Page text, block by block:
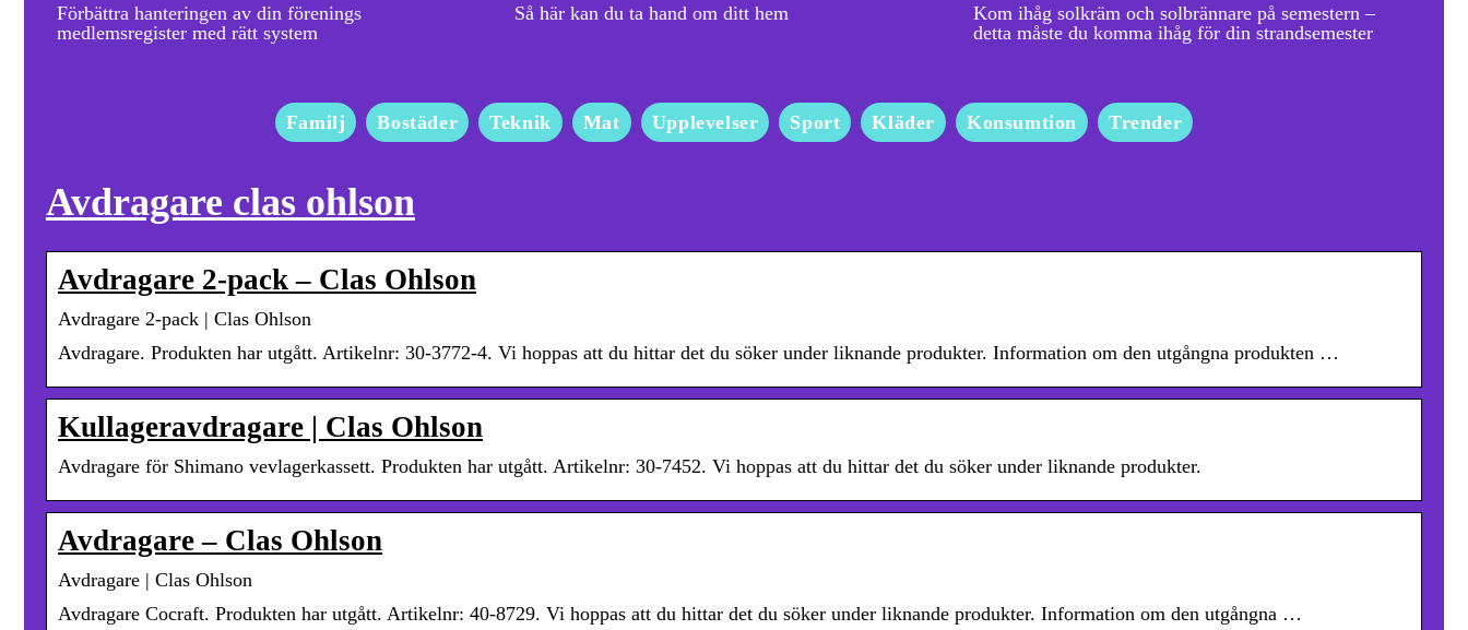
Förbättra hanteringen av din förenings
medlemsregister med rätt system
Så här kan du ta hand om ditt hem
Kom ihåg solkräm och solbrännare på semestern –
detta måste du komma ihåg för din strandsemester
Familj Bostäder Teknik Mat Upplevelser Sport Kläder Konsumtion Trender
Avdragare clas ohlson
Avdragare 2-pack – Clas Ohlson
Avdragare 2-pack | Clas Ohlson
Avdragare. Produkten har utgått. Artikelnr: 30-3772-4. Vi hoppas att du hittar det du söker under liknande produkter. Information om den utgångna produkten …
Kullageravdragare | Clas Ohlson
Avdragare för Shimano vevlagerkassett. Produkten har utgått. Artikelnr: 30-7452. Vi hoppas att du hittar det du söker under liknande produkter.
Avdragare – Clas Ohlson
Avdragare | Clas Ohlson
Avdragare Cocraft. Produkten har utgått. Artikelnr: 40-8729. Vi hoppas att du hittar det du söker under liknande produkter. Information om den utgångna …